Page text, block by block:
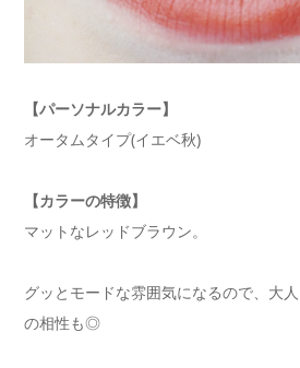
【パーソナルカラー】
オータムタイプ(イエベ秋)
【カラーの特徴】
マットなレッドブラウン。
グッとモードな雰囲気になるので、大
の相性も◎